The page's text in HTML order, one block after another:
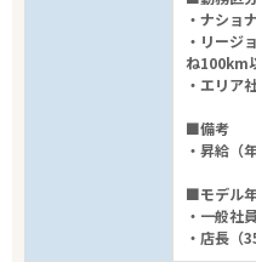
・ナショ
・リージ
ね100km
・エリア
■備考
・昇給（
■モデル
・一般社
・店長（